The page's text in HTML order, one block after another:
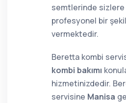
semtlerinde sizlere
profesyonel bir
vermektedir.
Beretta kombi
kombi bakımı
hizmetinizdedir.
servisine Manisa